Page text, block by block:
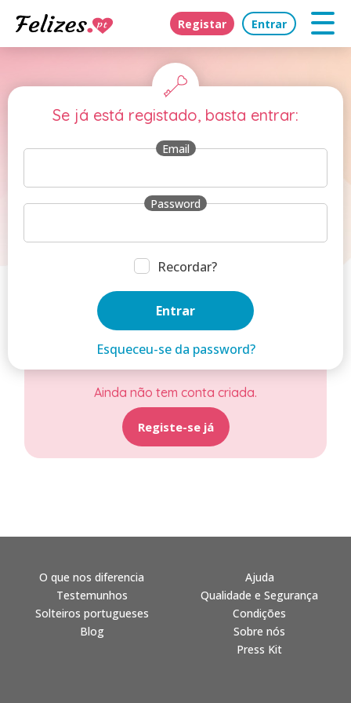
Registar Entrar
Se já está registado, basta entrar:
Email
Password
Recordar?
Esqueceu-se da password?
Ainda não tem conta criada.
Registe-se já
O que nos diferencia
Testemunhos
Solteiros portugueses
Blog
Ajuda
Qualidade e Segurança
Condições
Sobre nós
Press Kit